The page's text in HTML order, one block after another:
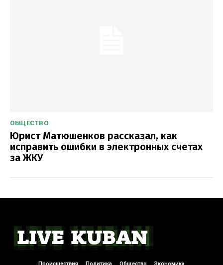
ОБЩЕСТВО
Юрист Матюшенков рассказал, как
исправить ошибки в электронных счетах
за ЖКУ
Происшествия Политика Общество Экономика